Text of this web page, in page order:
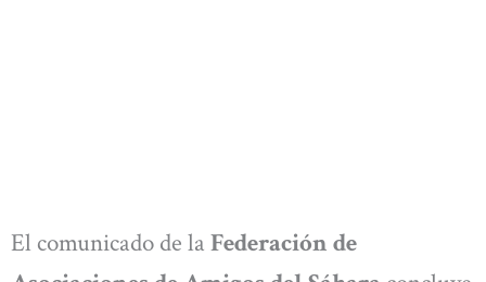
El comunicado de la Federación de